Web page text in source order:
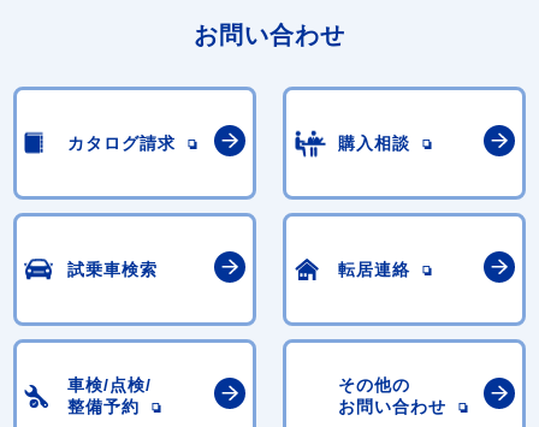
お問い合わせ
カタログ請求 購入相談
試乗車検索 転居連絡
車検/点検/
整備予約
その他の
お問い合わせ